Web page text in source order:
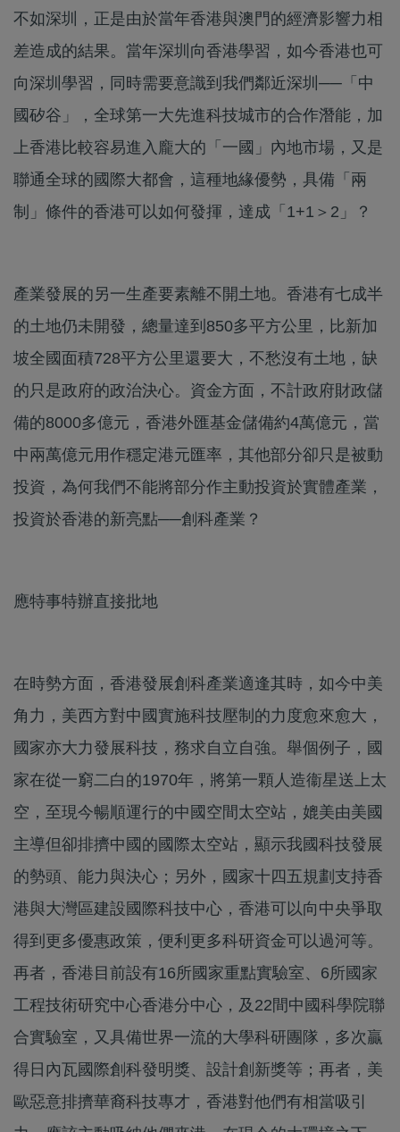
不如深圳，正是由於當年香港與澳門的經濟影響力相
差造成的結果。當年深圳向香港學習，如今香港也可
向深圳學習，同時需要意識到我們鄰近深圳──「中
國矽谷」，全球第一大先進科技城市的合作潛能，加
上香港比較容易進入龐大的「一國」內地市場，又是
聯通全球的國際大都會，這種地緣優勢，具備「兩
制」條件的香港可以如何發揮，達成「1+1＞2」？
產業發展的另一生產要素離不開土地。香港有七成半
的土地仍未開發，總量達到850多平方公里，比新加
坡全國面積728平方公里還要大，不愁沒有土地，缺
的只是政府的政治決心。資金方面，不計政府財政儲
備的8000多億元，香港外匯基金儲備約4萬億元，當
中兩萬億元用作穩定港元匯率，其他部分卻只是被動
投資，為何我們不能將部分作主動投資於實體產業，
投資於香港的新亮點──創科產業？
應特事特辦直接批地
在時勢方面，香港發展創科產業適逢其時，如今中美
角力，美西方對中國實施科技壓制的力度愈來愈大，
國家亦大力發展科技，務求自立自強。舉個例子，國
家在從一窮二白的1970年，將第一顆人造衞星送上太
空，至現今暢順運行的中國空間太空站，媲美由美國
主導但卻排擠中國的國際太空站，顯示我國科技發展
的勢頭、能力與決心；另外，國家十四五規劃支持香
港與大灣區建設國際科技中心，香港可以向中央爭取
得到更多優惠政策，便利更多科研資金可以過河等。
再者，香港目前設有16所國家重點實驗室、6所國家
工程技術研究中心香港分中心，及22間中國科學院聯
合實驗室，又具備世界一流的大學科研團隊，多次贏
得日內瓦國際創科發明獎、設計創新獎等；再者，美
歐惡意排擠華裔科技專才，香港對他們有相當吸引